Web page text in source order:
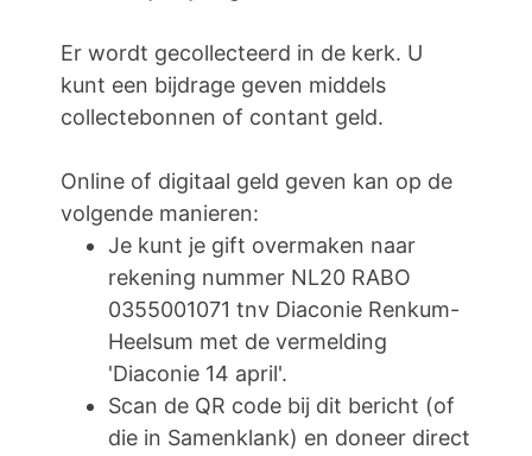
Er wordt gecollecteerd in de kerk. U
kunt een bijdrage geven middels
collectebonnen of contant geld.
Online of digitaal geld geven kan op de
volgende manieren:
Je kunt je gift overmaken naar
rekening nummer NL20 RABO
0355001071 tnv Diaconie Renkum-
Heelsum met de vermelding
'Diaconie 14 april'.
Scan de QR code bij dit bericht (of
die in Samenklank) en doneer direct